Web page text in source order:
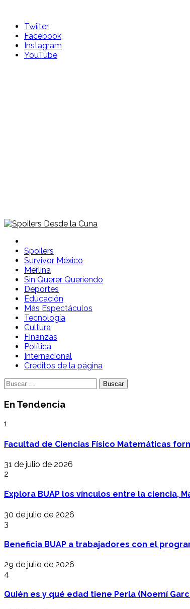
contentTwiiter
Facebook
Instagram
YouTube
Spoilers Desde la Cuna
Sitio con información sobre series, película, reality
Spoilers
Survivor México
Merlina
Sin Querer Queriendo
Deportes
Educación
Más Espectáculos
Tecnología
Cultura
Finanzas
Política
Internacional
Créditos de la página
Buscar:
En Tendencia
1
Facultad de Ciencias Físico Matemáticas
31 de julio de 2026
2
Explora BUAP los vínculos entre la ciencia,
30 de julio de 2026
3
Beneficia BUAP a trabajadores con el
29 de julio de 2026
4
Quién es y qué edad tiene Perla (Noemí